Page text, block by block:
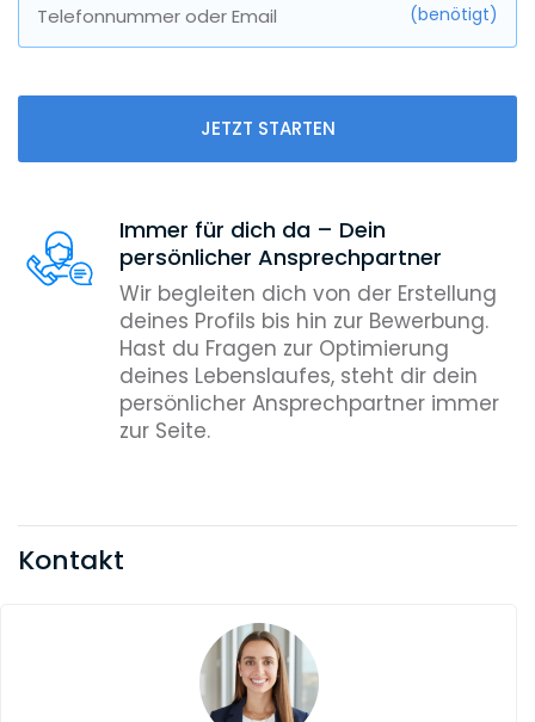
Telefonnummer oder Email (benötigt)
JETZT STARTEN
Immer für dich da – Dein
persönlicher Ansprechpartner
Wir begleiten dich von der Erstellung
deines Profils bis hin zur Bewerbung.
Hast du Fragen zur Optimierung
deines Lebenslaufes, steht dir dein
persönlicher Ansprechpartner immer
zur Seite.
Kontakt